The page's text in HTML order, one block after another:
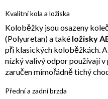
Kvalitní kola a ložiska
Koloběžky jsou osazeny
(Polyuretan) a také ložisky
při klasických koloběžkách.
nízký valivý odpor používají
zaručen mimořádně tichý
Přední a zadní brzda